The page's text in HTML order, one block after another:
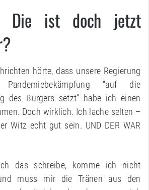
Die ist doch jetzt
hörte, dass unsere Regierung
“auf die
des Bürgers setzt” habe ich einen
Doch wirklich. Ich lache selten –
Witz echt gut sein. UND DER WAR
das schreibe, komme ich nicht
muss mir die Tränen aus den